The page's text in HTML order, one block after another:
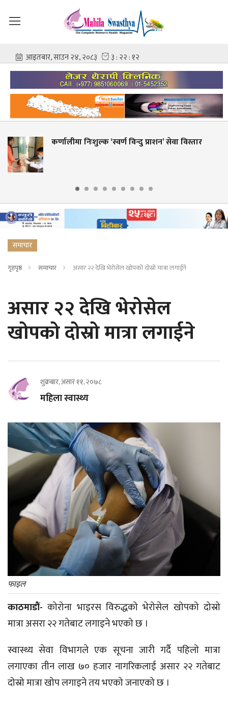
निःशुल्क ‘स्वर्ण विन्दु प्राशन’ सेवा विस्तार
समाचार
गृहपृष्ठ समाचार असार २२ देखि भेरोसेल खोपको दोस्रो मात्रा लगाईने
असार २२ देखि भेरोसेल
खोपको दोस्रो मात्रा लगाईने
शुक्रबार, असार ११, २०७८
महिला स्वास्थ्य
फाइल
काठमाडौं-कोरोना भाइरस विरुद्धको भेरोसेल खोपको दोस्रो
मात्रा असरा २२ गतेबाट लगाइने भएको छ ।
स्वास्थ्य सेवा विभागले एक सूचना जारी गर्दै पहिलो मात्रा
लगाएका तीन लाख ७० हजार नागरिकलाई असार २२ गतेबाट
दोस्रो मात्रा खोप लगाइने तय भएको जनाएको छ ।